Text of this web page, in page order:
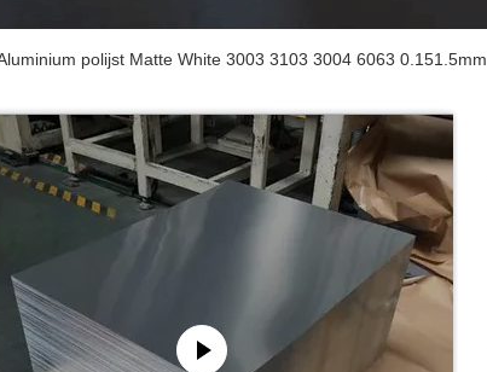
polijst Matte White 3003 3103 3004 6063 0.151.5mm